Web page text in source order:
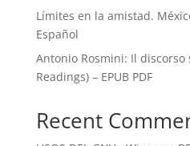
Límites en la amistad.
Español
Antonio Rosmini: Il discorso
Readings) – EPUB PDF
Recent